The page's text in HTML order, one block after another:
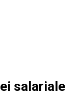
salariale